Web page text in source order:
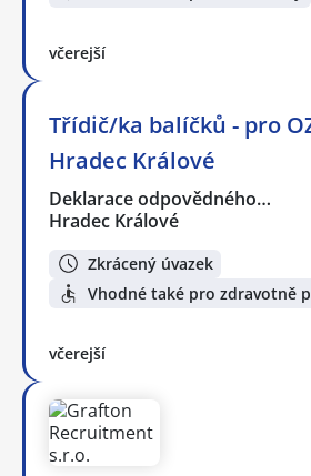
včerejší
Třídič/ka balíčků - pro
Hradec Králové
Deklarace odpovědného…
Hradec Králové
Zkrácený úvazek
Vhodné také pro zdravotně
včerejší